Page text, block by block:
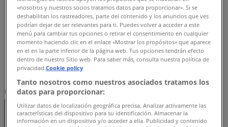
Csütörtök
08:00 - 14:00
Péntek
08:00 - 12:00
Szombat
Térkép
(1) 366-6388
Zárva
«nosotros y nuestros socios tratamos datos para proporcionar». Si se
deshabilitan los rastreadores, parte del contenido y los anuncios que ves
podrían dejar de ser relevantes para ti. Puedes volver a acceder a este
menú para cambiar tus opciones o retirar el consentimiento en cualquier
momento haciendo clic en el enlace «Mostrar los propósitos» que aparece
en el en la parte inferior de la página web. Tus opciones tendrán efecto
dentro de nuestro Sitio web. Para saber más, consulta nuestra política de
privacidad.Cookie policy
Tanto nosotros como nuestros asociados tratamos los
datos para proporcionar:
Utilizar datos de localización geográfica precisa. Analizar activamente las
características del dispositivo para su identificación. Almacenar la
información en un dispositivo y/o acceder a ella. Publicidad y contenido